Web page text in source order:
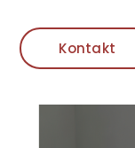
Kontakt